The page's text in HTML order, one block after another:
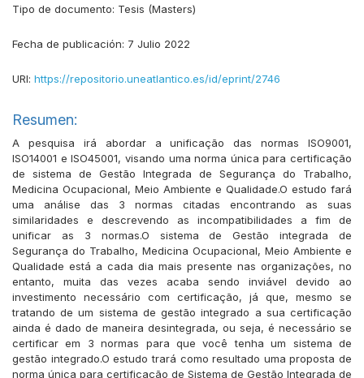
Tipo de documento: Tesis (Masters)
Fecha de publicación: 7 Julio 2022
URI: https://repositorio.uneatlantico.es/id/eprint/2746
Resumen:
A pesquisa irá abordar a unificação das normas ISO9001,
ISO14001 e ISO45001, visando uma norma única para certificação
de sistema de Gestão Integrada de Segurança do Trabalho,
Medicina Ocupacional, Meio Ambiente e Qualidade.O estudo fará
uma análise das 3 normas citadas encontrando as suas
similaridades e descrevendo as incompatibilidades a fim de
unificar as 3 normas.O sistema de Gestão integrada de
Segurança do Trabalho, Medicina Ocupacional, Meio Ambiente e
Qualidade está a cada dia mais presente nas organizações, no
entanto, muita das vezes acaba sendo inviável devido ao
investimento necessário com certificação, já que, mesmo se
tratando de um sistema de gestão integrado a sua certificação
ainda é dado de maneira desintegrada, ou seja, é necessário se
certificar em 3 normas para que você tenha um sistema de
gestão integrado.O estudo trará como resultado uma proposta de
norma única para certificação de Sistema de Gestão Integrada de